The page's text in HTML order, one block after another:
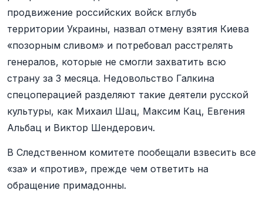
продвижение российских войск вглубь
территории Украины, назвал отмену взятия Киева
«позорным сливом» и потребовал расстрелять
генералов, которые не смогли захватить всю
страну за 3 месяца. Недовольство Галкина
спецоперацией разделяют такие деятели русской
культуры, как Михаил Шац, Максим Кац, Евгения
Альбац и Виктор Шендерович.
В Следственном комитете пообещали взвесить все
«за» и «против», прежде чем ответить на
обращение примадонны.